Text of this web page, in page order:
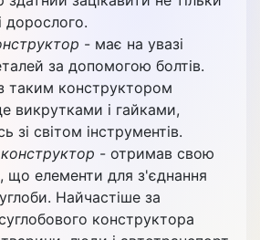
дорослого.
- має на увазі
за допомогою болтів.
таким конструктором
викрутками і гайками,
зі світом інструментів.
- отримав свою
що елементи для з'єднання
Найчастіше за
конструктора